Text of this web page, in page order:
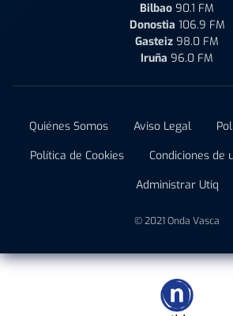
Bilbao 90.1 FM
Donostia 106.9 FM
Gasteiz 98.0 FM
Iruña 96.0 FM
Quiénes Somos Aviso Legal
Política de Cookies
Condiciones de
Administrar Utiq
© 2021 Onda Vasca